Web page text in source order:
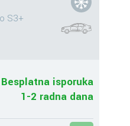
S3+
Besplatna isporuka
1-2 radna dana